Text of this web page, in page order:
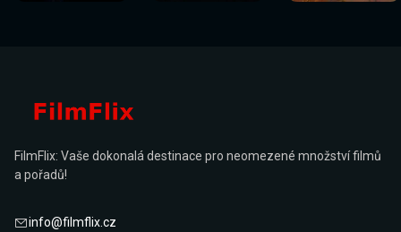
FilmFlix: Vaše dokonalá destinace pro neomezené množství filmů
a pořadů!
info@filmflix.cz